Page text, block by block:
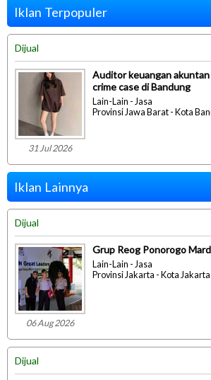
Iklan Terpopuler
Dijual
31 Jul 2026
Auditor keuangan
crime case di Bandung
Lain-Lain - Jasa
Provinsi Jawa Barat - Kota
Iklan Lainnya
Dijual
06 Aug 2026
Grup Reog Ponorogo
Lain-Lain - Jasa
Provinsi Jakarta - Kota
Dijual